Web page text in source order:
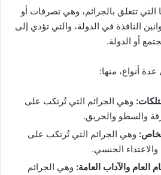
التي تتعلق بالجرائم، وهي تصرفات أو
النافذة في الدولة، والتي تؤدي إلى
أو الدولة.
أنواع، منها:
وهي الجرائم التي تُرتكب على
والسطو والحريق.
وهي الجرائم التي تُرتكب على
الجنسي.
العام والآداب العامة: وهي الجرائم